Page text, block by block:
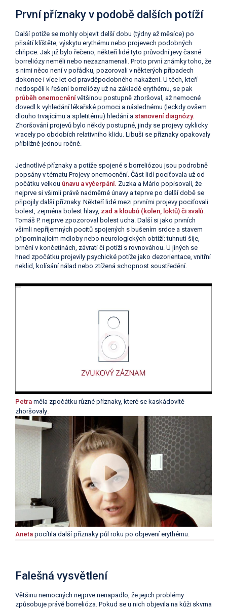
První příznaky v podobě dalších potíží
Další potíže se mohly objevit delší dobu (týdny až měsíce) po
přisátí klíštěte, výskytu erythému nebo projevech podobných
chřipce. Jak již bylo řečeno, někteří lidé tyto průvodní jevy časné
borreliózy neměli nebo nezaznamenali. Proto první známky toho, že
s nimi něco není v pořádku, pozorovali v některých případech
dokonce i více let od pravděpodobného nakažení. U těch, kteří
nedospěli k řešení borreliózy už na základě erythému, se pak
průběh onemocnění většinou postupně zhoršoval, až nemocné
dovedl k vyhledání lékařské pomoci a následnému (leckdy ovšem
dlouho trvajícímu a spletitému) hledání a stanovení diagnózy.
Zhoršování projevů bylo někdy postupné, jindy se projevy cyklicky
vracely po obdobích relativního klidu. Libuši se příznaky opakovaly
přibližně jednou ročně.
Jednotlivé příznaky a potíže spojené s borreliózou jsou podrobně
popsány v tématu Projevy onemocnění. Část lidí pociťovala už od
počátku velkou únavu a vyčerpání. Zuzka a Mário popisovali, že
nejprve si všimli právě nadměrné únavy a teprve po delší době se
připojily další příznaky. Někteří lidé mezi prvními projevy pociťovali
bolest, zejména bolest hlavy, zad a kloubů (kolen, loktů) či svalů.
Tomáš P. nejprve zpozoroval bolest ucha. Další si jako prvních
všimli nepříjemných pocitů spojených s bušením srdce a stavem
připomínajícím mdloby nebo neurologických obtíží: tuhnutí šíje,
brnění v končetinách, závratí či potíží s rovnováhou. U jiných se
hned zpočátku projevily psychické potíže jako dezorientace, vnitřní
neklid, kolísání nálad nebo ztížená schopnost soustředění.
Petra měla zpočátku různé příznaky, které se kaskádovitě
zhoršovaly.
Aneta pocítila další příznaky půl roku po objevení erythému.
Falešná vysvětlení
Většinu nemocných nejprve nenapadlo, že jejich problémy
způsobuje právě borrelióza. Pokud se u nich objevila na kůži skvrna